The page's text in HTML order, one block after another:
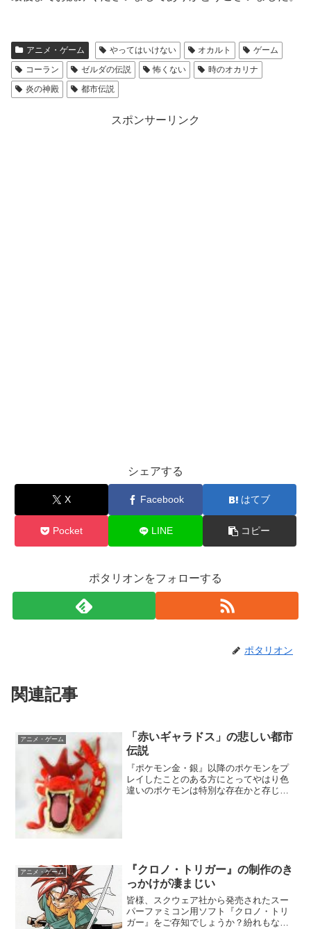
アニメ・ゲーム やってはいけない オカルト
ゲーム
コーラン
ゼルダの伝説 怖くない
時のオカリナ
炎の神殿
都市伝説
スポンサーリンク
シェアする
X Facebook はてブ
Pocket LINE コピー
ポタリオンをフォローする
ポタリオン
関連記事
アニメ・ゲーム
「赤いギャラドス」の悲しい都市
伝説
『ポケモン金・銀』以降のポケモンをプ
レイしたことのある方にとってやはり色
違いのポケモンは特別な存在かと存じま
アニメ・ゲーム
『クロノ・トリガー』の制作のき
っかけが凄まじい
皆様、スクウェア社から発売されたスー
パーファミコン用ソフト『クロノ・トリ
ガー』をご存知でしょうか？紛れもない